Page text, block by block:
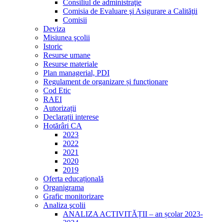
Consiliul de administraţie
Comisia de Evaluare şi Asigurare a Calităţii
Comisii
Deviza
Misiunea şcolii
Istoric
Resurse umane
Resurse materiale
Plan managerial, PDI
Regulament de organizare și funcționare
Cod Etic
RAEI
Autorizații
Declarații interese
Hotărâri CA
2023
2022
2021
2020
2019
Oferta educațională
Organigrama
Grafic monitorizare
Analiza şcolii
ANALIZA ACTIVITĂȚII – an școlar 2023-